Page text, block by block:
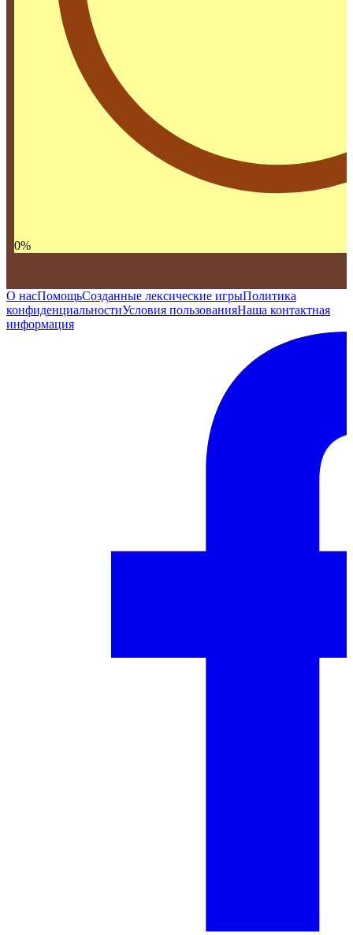
0%
О насПомощьСозданные лексические игрыПолитика
конфиденциальностиУсловия пользованияНаша контактная
информация